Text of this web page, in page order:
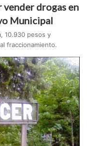
vender drogas en
Municipal
10.930 pesos y
fraccionamiento.